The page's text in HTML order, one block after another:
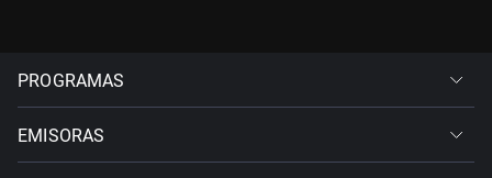
PROGRAMAS
EMISORAS